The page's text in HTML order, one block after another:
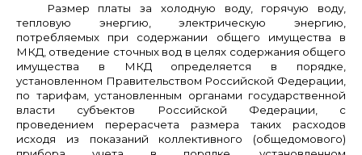
Размер платы за холодную воду, горячую воду,
тепловую энергию, электрическую энергию,
потребляемых при содержании общего имущества в
МКД, отведение сточных вод в целях содержания общего
имущества в МКД определяется в порядке,
установленном Правительством Российской Федерации,
по тарифам, установленным органами государственной
власти субъектов Российской Федерации, с
проведением перерасчета размера таких расходов
исходя из показаний коллективного (общедомового)